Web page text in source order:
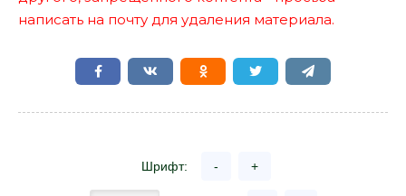
написать на почту для удаления материала.
Шрифт: - +